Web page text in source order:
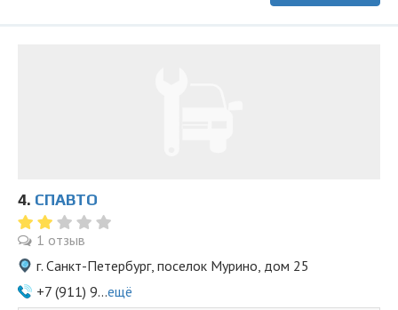
4. СПАВТО
1 отзыв
г. Санкт-Петербург, поселок Мурино, дом 25
+7 (911) 9...ещё